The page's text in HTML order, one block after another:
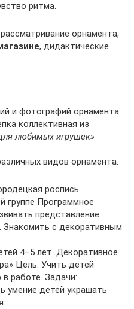
ритма.
рассматривание орнамента,
, дидактические
и фотографий орнамента
коллективная из
любимых игрушек»
видов орнамента.
роспись
группе Программное
представление
Знакомить с декоративным
4–5 лет. Декоративное
Цель: Учить детей
работе. Задачи:
умение детей украшать